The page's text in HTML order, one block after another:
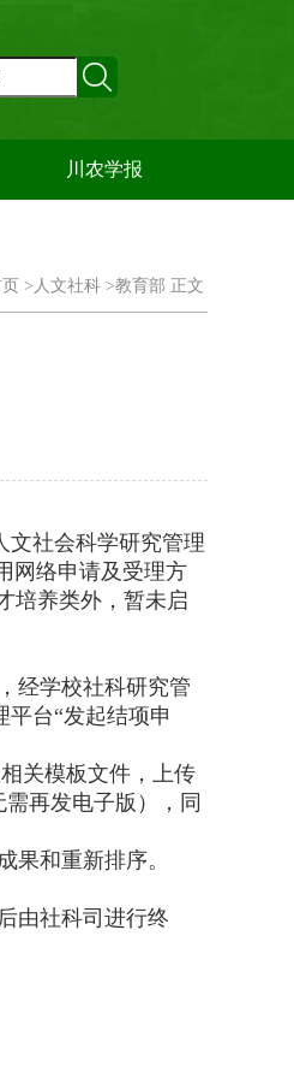
川农学报
> 人文社科 >教育部 正文
社会科学研究管理
网络申请及受理方
培养类外，暂未启
经学校社科研究管
台“发起结项申
关模板文件，上传
再发电子版），同
果和重新排序。
由社科司进行终